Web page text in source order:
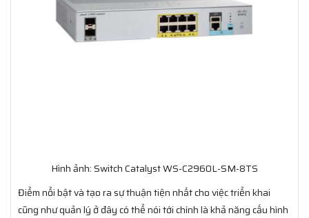
Hình ảnh: Switch Catalyst WS-C2960L-SM-8TS
Điểm nổi bật và tạo ra sự thuận tiện nhất cho việc triển khai
cũng như quản lý ở đây có thể nói tới chính là khả năng cấu hình